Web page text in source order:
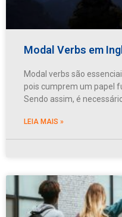
Modal Verbs em
Modal verbs são
pois cumprem um papel
Sendo assim, é
LEIA MAIS »